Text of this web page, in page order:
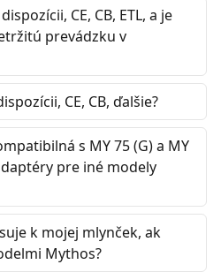
CE, CB, ETL, a je
prevádzku v
CE, CB, ďalšie?
s MY 75 (G) a MY
pre iné modely
k mojej mlynček, ak
Mythos?